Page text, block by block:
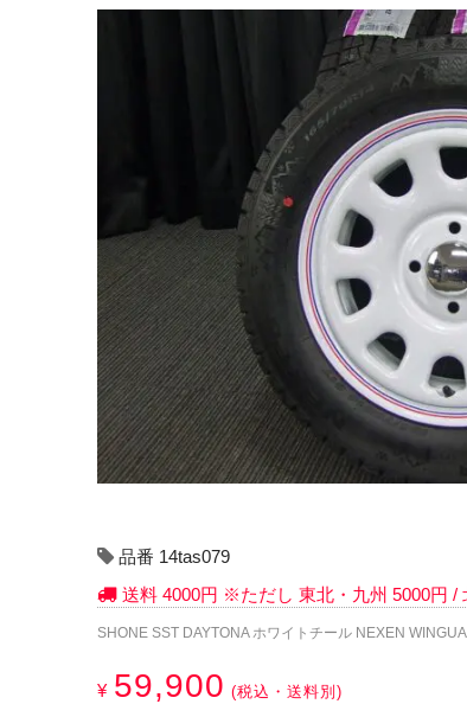
品番 14tas079
送料 4000円 ※ただし 東北・九州 5000円 /
SHONE SST DAYTONA ホワイトチール NEXEN
¥ 59,900 (税込・送料別)